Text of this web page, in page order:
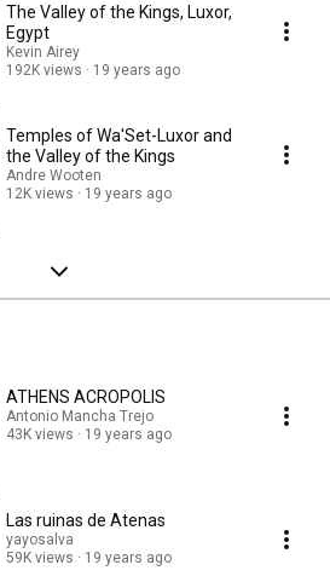
The Valley of the Kings, Luxor,
Egypt
Kevin Airey
192K views
19 years ago
Temples of Wa'Set-Luxor and
the Valley of the Kings
Andre Wooten
12K views
19 years ago
ATHENS ACROPOLIS
Antonio Mancha Trejo
43K views
19 years ago
Las ruinas de Atenas
yayosalva
59K views
19 years ago